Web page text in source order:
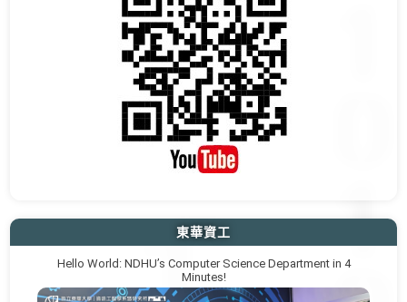
東華資工
Hello World: NDHU’s Computer Science Department in 4
Minutes!